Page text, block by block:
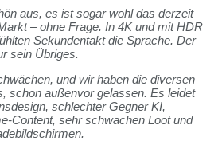
aus, es ist sogar wohl das derzeit
– ohne Frage. In 4K und mit HDR
Sekundentakt die Sprache. Der
sein Übriges.
und wir haben die diversen
schon außenvor gelassen. Es leidet
schlechter Gegner KI,
Content, sehr schwachen Loot und